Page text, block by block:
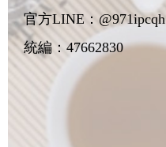
官方LINE：@971ipcqh
統編：47662830